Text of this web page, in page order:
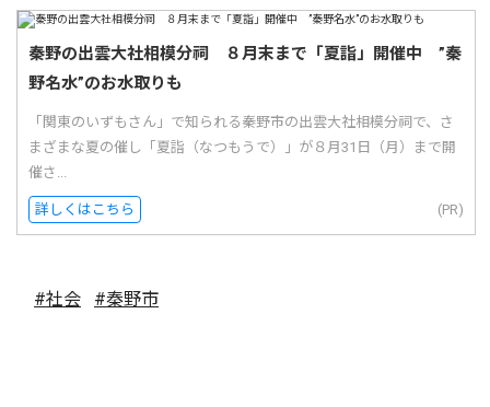
秦野の出雲大社相模分祠 ８月末まで「夏詣」開催中 ”秦
野名水”のお水取りも
「関東のいずもさん」で知られる秦野市の出雲大社相模分祠で、さ
まざまな夏の催し「夏詣（なつもうで）」が８月31日（月）まで開
催さ...
詳しくはこちら (PR)
#社会 #秦野市